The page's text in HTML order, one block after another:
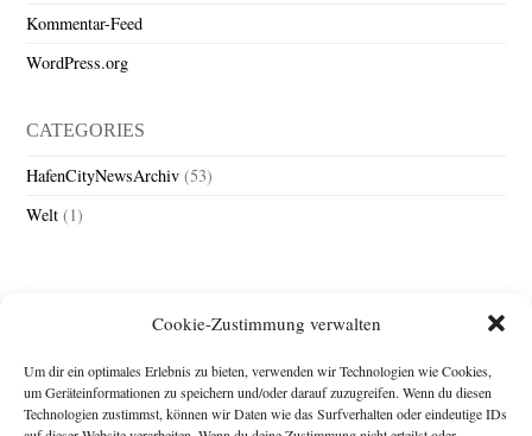
Cookie-Zustimmung verwalten
Um dir ein optimales Erlebnis zu bieten, verwenden wir Technologien wie Cookies,
um Geräteinformationen zu speichern und/oder darauf zuzugreifen. Wenn du diesen
Technologien zustimmst, können wir Daten wie das Surfverhalten oder eindeutige IDs
Kommentar-Feed
WordPress.org
CATEGORIES
HafenCityNewsArchiv (53)
Welt (1)